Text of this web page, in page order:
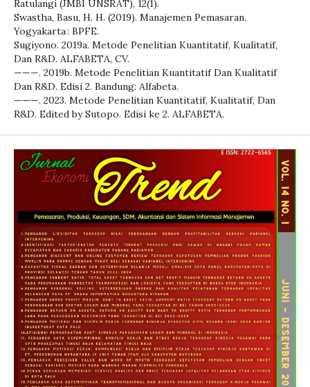
Ratulangi (JMBI UNSRAT), 12(1).
Swastha, Basu, H. H. (2019). Manajemen Pemasaran.
Yogyakarta : BPFE.
Sugiyono. 2019a. Metode Penelitian Kuantitatif, Kualitatif,
Dan R&D. ALFABETA, CV.
———. 2019b. Metode Penelitian Kuantitatif Dan Kualitatif
Dan R&D. Edisi 2. Bandung: Alfabeta.
———. 2023. Metode Penelitian Kuantitatif, Kualitatif, Dan
R&D. Edited by Sutopo. Edisi ke 2. ALFABETA.